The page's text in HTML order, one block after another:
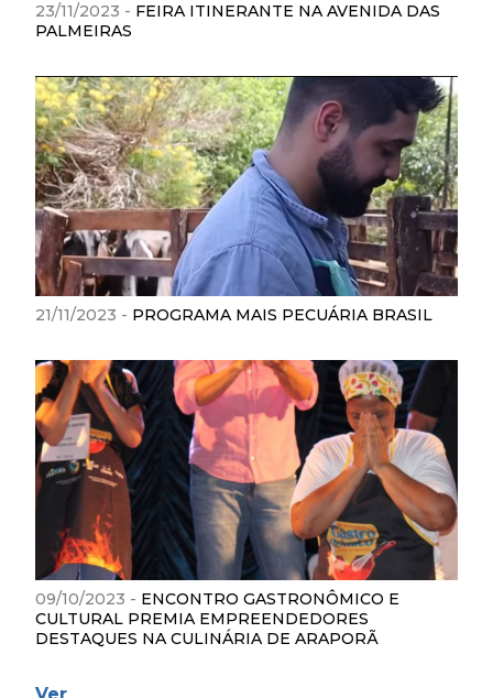
23/11/2023 - FEIRA ITINERANTE NA AVENIDA DAS
PALMEIRAS
21/11/2023 - PROGRAMA MAIS PECUÁRIA BRASIL
09/10/2023 - ENCONTRO GASTRONÔMICO E
CULTURAL PREMIA EMPREENDEDORES
DESTAQUES NA CULINÁRIA DE ARAPORÃ
Ver